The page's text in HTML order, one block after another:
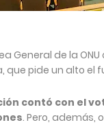
General de la
que pide un alto el
contó con el
. Pero, además,